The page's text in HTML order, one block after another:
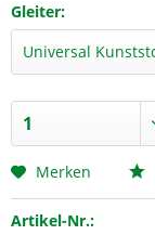
Gleiter:
Merken
Artikel-Nr.: